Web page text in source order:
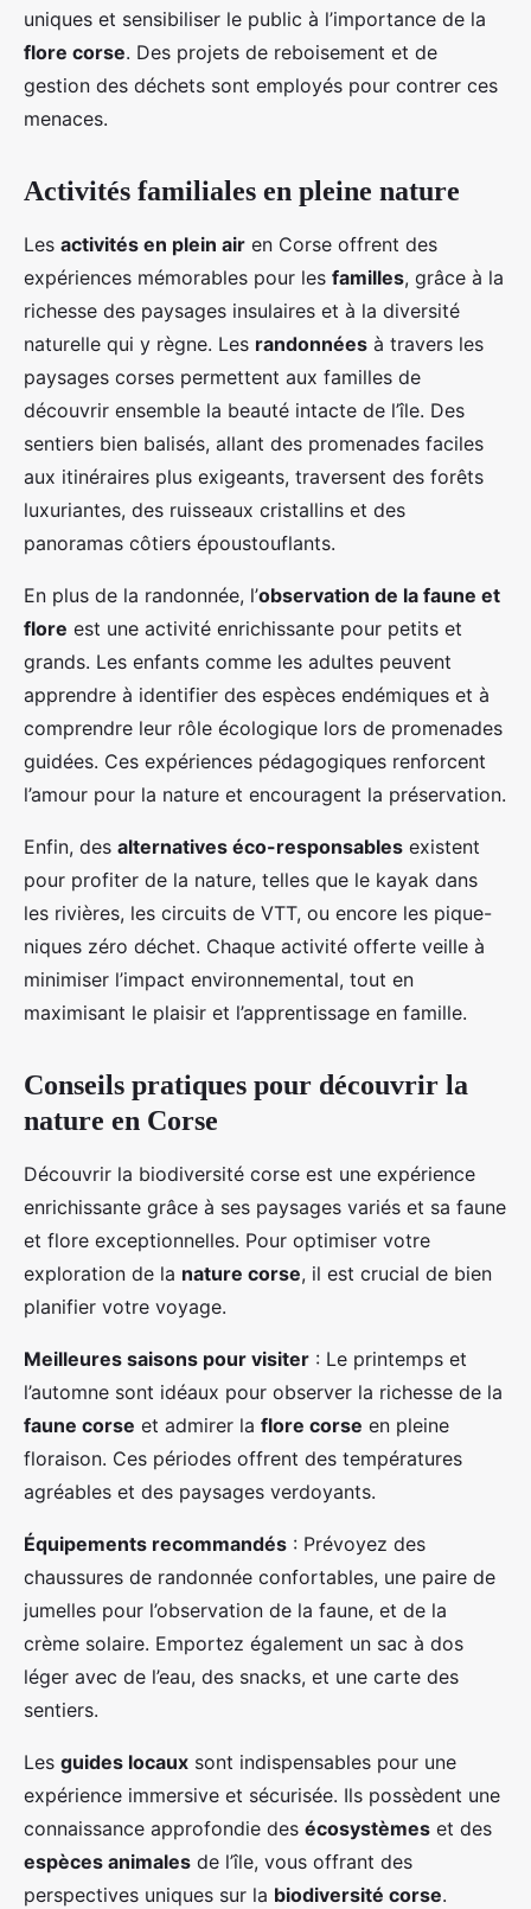
uniques et sensibiliser le public à l’importance de la
flore corse. Des projets de reboisement et de
gestion des déchets sont employés pour contrer ces
menaces.
Activités familiales en pleine nature
Les activités en plein air en Corse offrent des
expériences mémorables pour les familles, grâce à la
richesse des paysages insulaires et à la diversité
naturelle qui y règne. Les randonnées à travers les
paysages corses permettent aux familles de
découvrir ensemble la beauté intacte de l’île. Des
sentiers bien balisés, allant des promenades faciles
aux itinéraires plus exigeants, traversent des forêts
luxuriantes, des ruisseaux cristallins et des
panoramas côtiers époustouflants.
En plus de la randonnée, l’observation de la faune et
flore est une activité enrichissante pour petits et
grands. Les enfants comme les adultes peuvent
apprendre à identifier des espèces endémiques et à
comprendre leur rôle écologique lors de promenades
guidées. Ces expériences pédagogiques renforcent
l’amour pour la nature et encouragent la préservation.
Enfin, des alternatives éco-responsables existent
pour profiter de la nature, telles que le kayak dans
les rivières, les circuits de VTT, ou encore les pique-
niques zéro déchet. Chaque activité offerte veille à
minimiser l’impact environnemental, tout en
maximisant le plaisir et l’apprentissage en famille.
Conseils pratiques pour découvrir la
nature en Corse
Découvrir la biodiversité corse est une expérience
enrichissante grâce à ses paysages variés et sa faune
et flore exceptionnelles. Pour optimiser votre
exploration de la nature corse, il est crucial de bien
planifier votre voyage.
Meilleures saisons pour visiter : Le printemps et
l’automne sont idéaux pour observer la richesse de la
faune corse et admirer la flore corse en pleine
floraison. Ces périodes offrent des températures
agréables et des paysages verdoyants.
Équipements recommandés : Prévoyez des
chaussures de randonnée confortables, une paire de
jumelles pour l’observation de la faune, et de la
crème solaire. Emportez également un sac à dos
léger avec de l’eau, des snacks, et une carte des
sentiers.
Les guides locaux sont indispensables pour une
expérience immersive et sécurisée. Ils possèdent une
connaissance approfondie des écosystèmes et des
espèces animales de l’île, vous offrant des
perspectives uniques sur la biodiversité corse.